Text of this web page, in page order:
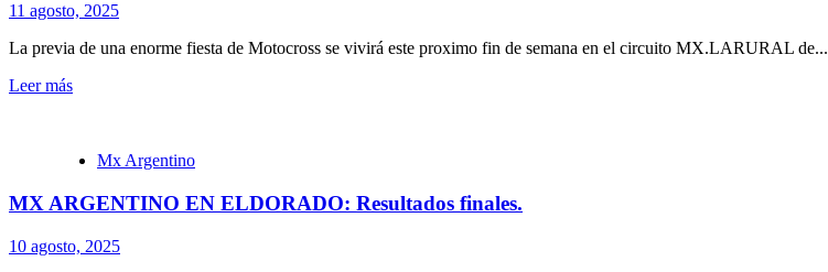
11 agosto, 2025
La previa de una enorme fiesta de Motocross se vivirá este proximo fin de semana en el circuito MX.LARURAL de...
Leer más
Mx Argentino
MX ARGENTINO EN ELDORADO: Resultados finales.
10 agosto, 2025